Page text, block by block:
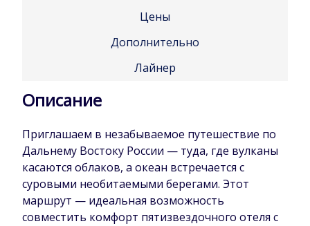
Цены
Дополнительно
Лайнер
Описание
Приглашаем в незабываемое путешествие по
Дальнему Востоку России — туда, где вулканы
касаются облаков, а океан встречается с
суровыми необитаемыми берегами. Этот
маршрут — идеальная возможность
совместить комфорт пятизвездочного отеля с